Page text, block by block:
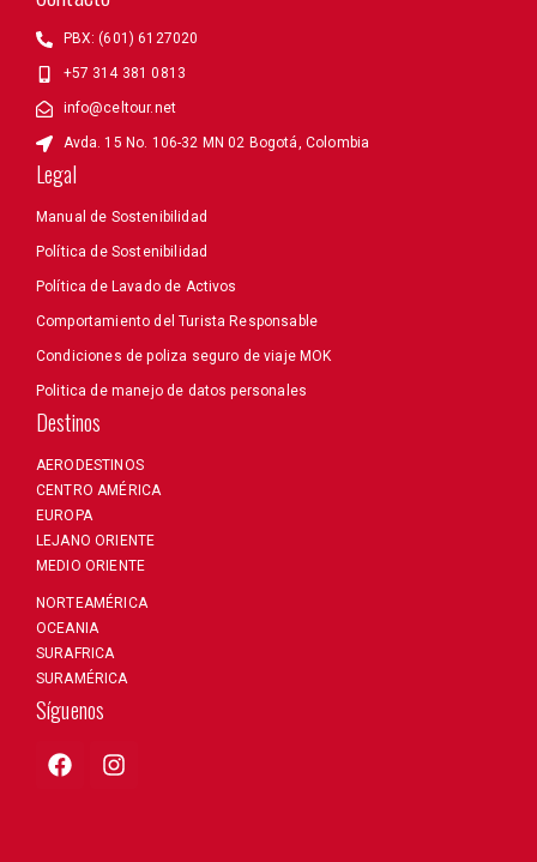
PBX: (601) 6127020
+57 314 381 0813
info@celtour.net
Avda. 15 No. 106-32 MN 02 Bogotá, Colombia
Legal
Manual de Sostenibilidad
Política de Sostenibilidad
Política de Lavado de Activos
Comportamiento del Turista Responsable
Condiciones de poliza seguro de viaje MOK
Politica de manejo de datos personales
Destinos
AERODESTINOS
CENTRO AMÉRICA
EUROPA
LEJANO ORIENTE
MEDIO ORIENTE
NORTEAMÉRICA
OCEANIA
SURAFRICA
SURAMÉRICA
Síguenos